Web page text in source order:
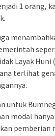
1 orang,
Layak
terlihat
untuk
modal
pemberian